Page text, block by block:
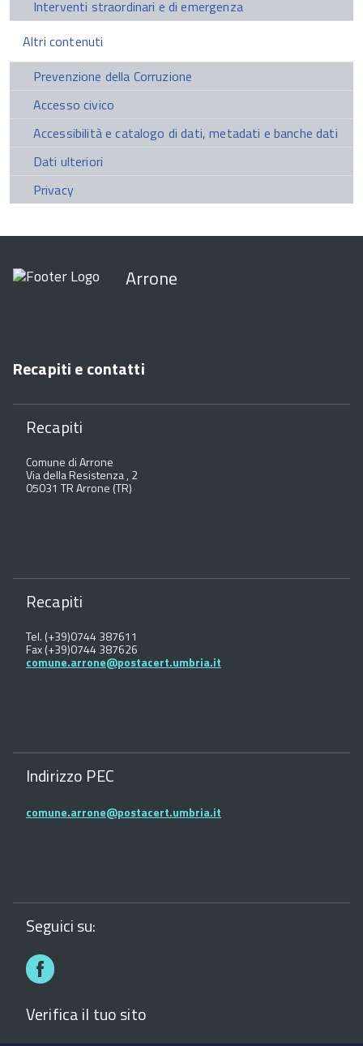
Interventi straordinari e di emergenza
Altri contenuti
Prevenzione della Corruzione
Accesso civico
Accessibilità e catalogo di dati, metadati e banche dati
Dati ulteriori
Privacy
Arrone
Recapiti e contatti
Recapiti
Comune di Arrone
Via della Resistenza , 2
05031 TR Arrone (TR)
Recapiti
Tel. (+39)0744 387611
Fax (+39)0744 387626
comune.arrone@postacert.umbria.it
Indirizzo PEC
comune.arrone@postacert.umbria.it
Seguici su:
Verifica il tuo sito